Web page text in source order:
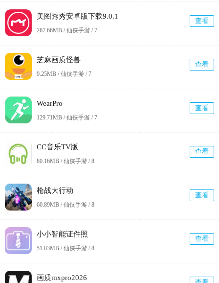
美图秀秀安卓版下载9.0.1
267.66MB / 仙侠手游 /7
查看
芝麻画质怪兽
9.25MB / 仙侠手游 /7
查看
WearPro
129.71MB / 仙侠手游 /7
查看
CC音乐TV版
80.16MB / 仙侠手游 /8
查看
枪战大行动
60.89MB / 仙侠手游 /8
查看
小小智能证件照
51.83MB / 仙侠手游 /8
查看
画质mxpro2026